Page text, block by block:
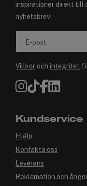
inspirationer direkt till
nyhetsbrev!
E-post
Villkor och integritet
Kundservice
Hjälp
Kontakta oss
Leverans
Reklamation och